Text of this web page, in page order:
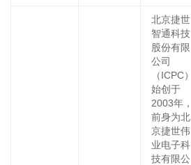
北京捷世
智通科技
股份有限
公司
（ICPC）
始创于
2003年，
前身为北
京捷世伟
业电子科
技有限公